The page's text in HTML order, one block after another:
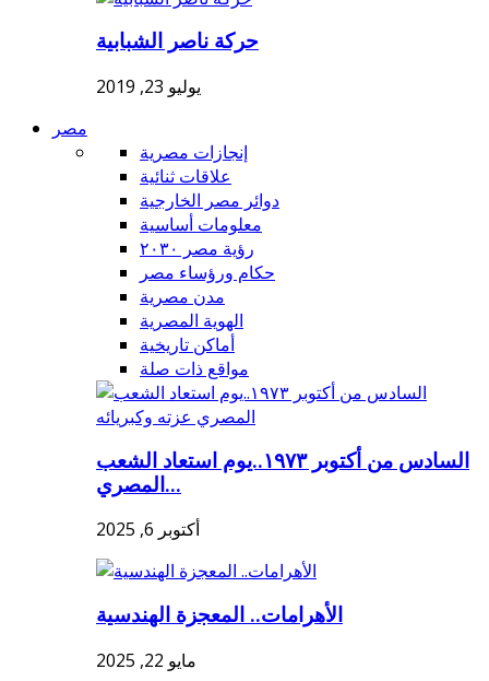
حركة ناصر الشبابية
يوليو 23, 2019
مصر
إنجازات مصرية
علاقات ثنائية
دوائر مصر الخارجية
معلومات أساسية
رؤية مصر ٢٠٣٠
حكام ورؤساء مصر
مدن مصرية
الهوية المصرية
أماكن تاريخية
مواقع ذات صلة
السادس من أكتوبر ١٩٧٣..يوم استعاد الشعب
المصري...
أكتوبر 6, 2025
الأهرامات.. المعجزة الهندسية
مايو 22, 2025